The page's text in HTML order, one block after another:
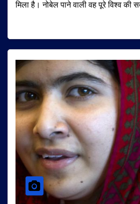
मिला है। नोबेल पाने वाली वह पूरे विश्व की